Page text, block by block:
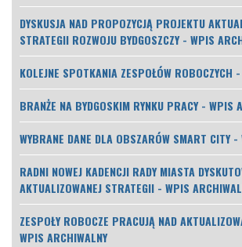
DYSKUSJA NAD PROPOZYCJĄ PROJEKTU
STRATEGII ROZWOJU BYDGOSZCZY - WPIS
KOLEJNE SPOTKANIA ZESPOŁÓW ROBOCZYCH
BRANŻE NA BYDGOSKIM RYNKU PRACY - WPIS
WYBRANE DANE DLA OBSZARÓW SMART CITY
RADNI NOWEJ KADENCJI RADY MIASTA
AKTUALIZOWANEJ STRATEGII - WPIS
ZESPOŁY ROBOCZE PRACUJĄ NAD
WPIS ARCHIWALNY